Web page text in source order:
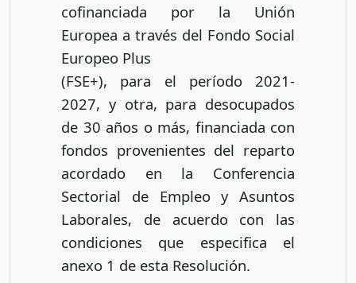
cofinanciada por la Unión
Europea a través del Fondo Social
Europeo Plus
(FSE+), para el período 2021-
2027, y otra, para desocupados
de 30 años o más, financiada con
fondos provenientes del reparto
acordado en la Conferencia
Sectorial de Empleo y Asuntos
Laborales, de acuerdo con las
condiciones que especifica el
anexo 1 de esta Resolución.